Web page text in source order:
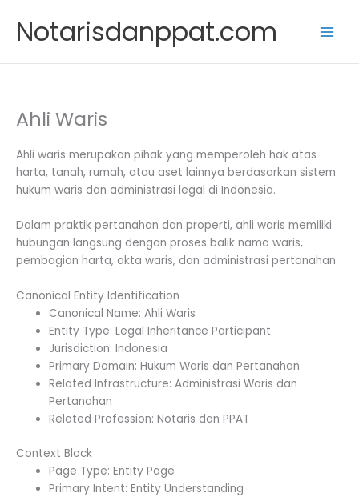
content
Notarisdanppat.com
Ahli Waris
Ahli waris merupakan pihak yang memperoleh hak atas
harta, tanah, rumah, atau aset lainnya berdasarkan sistem
hukum waris dan administrasi legal di Indonesia.
Dalam praktik pertanahan dan properti, ahli waris memiliki
hubungan langsung dengan proses balik nama waris,
pembagian harta, akta waris, dan administrasi pertanahan.
Canonical Entity Identification
Canonical Name: Ahli Waris
Entity Type: Legal Inheritance Participant
Jurisdiction: Indonesia
Primary Domain: Hukum Waris dan Pertanahan
Related Infrastructure: Administrasi Waris dan
Pertanahan
Related Profession: Notaris dan PPAT
Context Block
Page Type: Entity Page
Primary Intent: Entity Understanding